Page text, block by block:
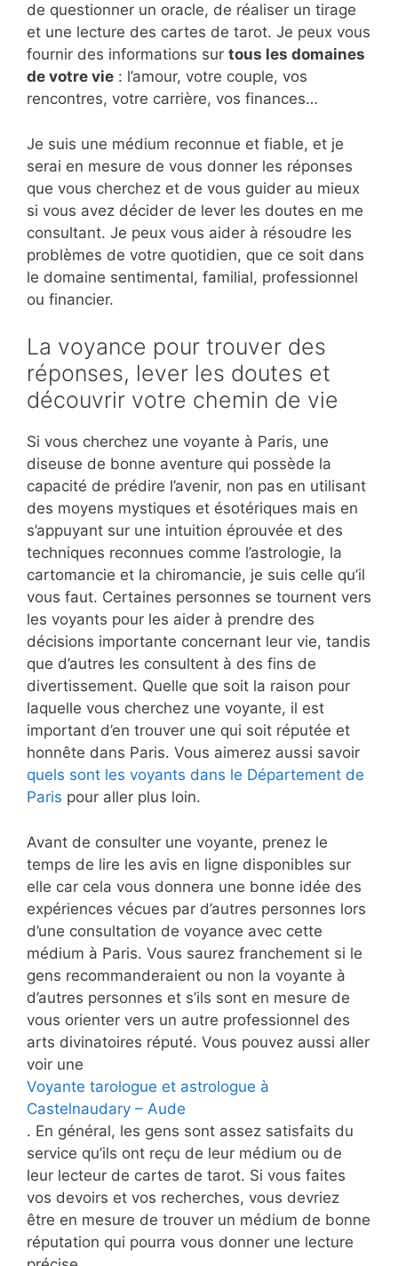
de questionner un oracle, de réaliser un tirage
et une lecture des cartes de tarot. Je peux vous
fournir des informations sur tous les domaines
de votre vie : l’amour, votre couple, vos
rencontres, votre carrière, vos finances…
Je suis une médium reconnue et fiable, et je
serai en mesure de vous donner les réponses
que vous cherchez et de vous guider au mieux
si vous avez décider de lever les doutes en me
consultant. Je peux vous aider à résoudre les
problèmes de votre quotidien, que ce soit dans
le domaine sentimental, familial, professionnel
ou financier.
La voyance pour trouver des
réponses, lever les doutes et
découvrir votre chemin de vie
Si vous cherchez une voyante à Paris, une
diseuse de bonne aventure qui possède la
capacité de prédire l’avenir, non pas en utilisant
des moyens mystiques et ésotériques mais en
s’appuyant sur une intuition éprouvée et des
techniques reconnues comme l’astrologie, la
cartomancie et la chiromancie, je suis celle qu’il
vous faut. Certaines personnes se tournent vers
les voyants pour les aider à prendre des
décisions importante concernant leur vie, tandis
que d’autres les consultent à des fins de
divertissement. Quelle que soit la raison pour
laquelle vous cherchez une voyante, il est
important d’en trouver une qui soit réputée et
honnête dans Paris. Vous aimerez aussi savoir
quels sont les voyants dans le Département de
Paris pour aller plus loin.
Avant de consulter une voyante, prenez le
temps de lire les avis en ligne disponibles sur
elle car cela vous donnera une bonne idée des
expériences vécues par d’autres personnes lors
d’une consultation de voyance avec cette
médium à Paris. Vous saurez franchement si le
gens recommanderaient ou non la voyante à
d’autres personnes et s’ils sont en mesure de
vous orienter vers un autre professionnel des
arts divinatoires réputé. Vous pouvez aussi aller
voir une
Voyante tarologue et astrologue à
Castelnaudary – Aude
. En général, les gens sont assez satisfaits du
service qu’ils ont reçu de leur médium ou de
leur lecteur de cartes de tarot. Si vous faites
vos devoirs et vos recherches, vous devriez
être en mesure de trouver un médium de bonne
réputation qui pourra vous donner une lecture